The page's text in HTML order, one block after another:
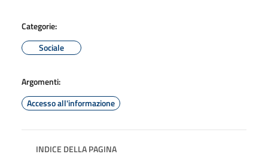
Categorie:
Sociale
Argomenti:
Accesso all'informazione
INDICE DELLA PAGINA